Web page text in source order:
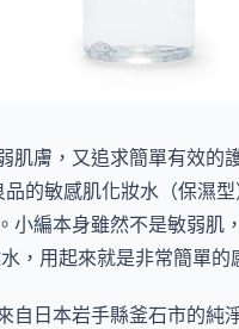
肌膚，又追求簡單有效的
品的敏感肌化妝水（保濕
小編本身雖然不是敏弱肌
，用起來就是非常簡單的
自日本岩手縣釜石市的純